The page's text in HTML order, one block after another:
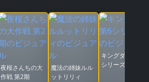
夜桜さんちの大
作戦 第2期
魔法の姉妹ルル
ットリリィ
キングダム 第6
シリーズ